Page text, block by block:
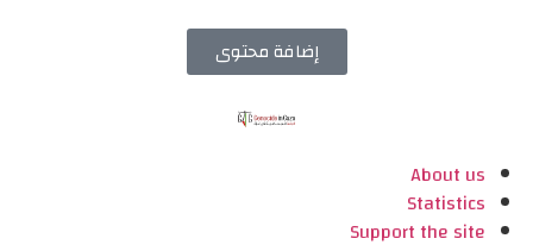
إضافة محتوى
About us
Statistics
Support the site